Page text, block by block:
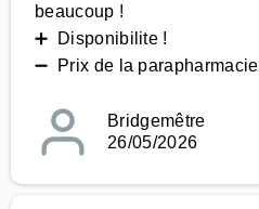
beaucoup !
➕ Disponibilite !
➖ Prix de la parapharmacie
Bridgemêtre
26/05/2026